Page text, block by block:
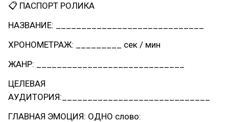
📋 ПАСПОРТ РОЛИКА
НАЗВАНИЕ: _____________________________
ХРОНОМЕТРАЖ: _________ сек / мин
ЖАНР: _____________________________
ЦЕЛЕВАЯ
АУДИТОРИЯ:_____________________________
ГЛАВНАЯ ЭМОЦИЯ: ОДНО слово: